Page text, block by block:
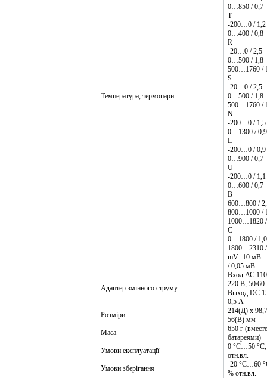
Температура, термопари
0…850 / 0,7
T
-200…0 / 1,2
0…400 / 0,8
R
-20…0 / 2,5
0…500 / 1,8
500…1760 /
S
-20…0 / 2,5
0…500 / 1,8
500…1760 /
N
-200…0 / 1,5
0…1300 / 0,9
L
-200…0 / 0,9
0…900 / 0,7
U
-200…0 / 1,1
0…600 / 0,7
В
600…800 /
800…1000 /
1000…1820
С
0…1800 / 1,0
1800…2310
mV -10
/ 0,05 мВ
Адаптер змінного струму
Вход АС
220 В, 50/60
Выход DC
0,5 А
Розміри
214(Д) х
56(В) мм
Маса
650 г
батареями)
Умови експлуатації
0 °С…50 °С,
отн.вл.
Умови зберігання
-20 °С…60
% отн.вл.